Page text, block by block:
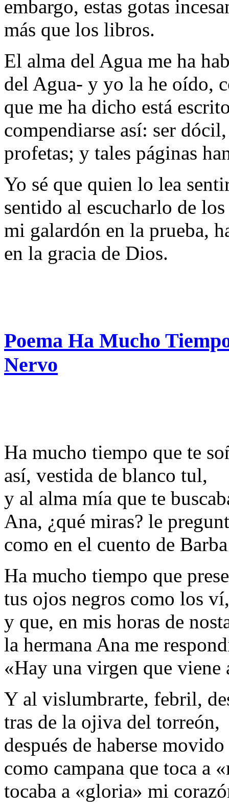
embargo, estas gotas
más que los libros.
El alma del Agua me ha
del Agua- y yo la he oído,
que me ha dicho está
compendiarse así: ser
profetas; y tales páginas
Yo sé que quien lo lea
sentido al escucharlo de
mi galardón en la prueba,
en la gracia de Dios.
Poema Ha Mucho
Nervo
Ha mucho tiempo que te
así, vestida de blanco tul,
y al alma mía que te
Ana, ¿qué miras? le
como en el cuento de
Ha mucho tiempo que
tus ojos negros como los ví,
y que, en mis horas de
la hermana Ana me
«Hay una virgen que viene
Y al vislumbrarte, febril,
tras de la ojiva del torreón,
después de haberse
como campana que toca a
tocaba a «gloria» mi